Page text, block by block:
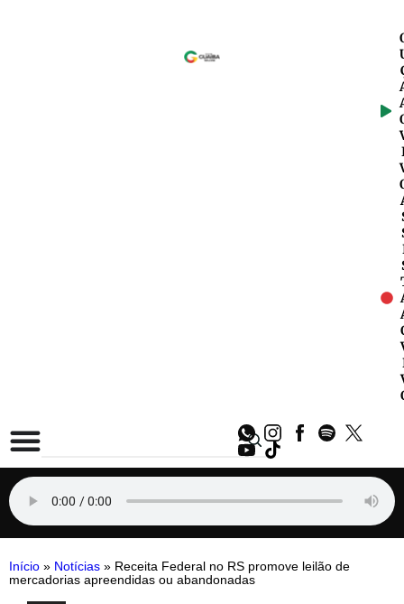
Início » Notícias » Receita Federal no RS promove leilão de
mercadorias apreendidas ou abandonadas